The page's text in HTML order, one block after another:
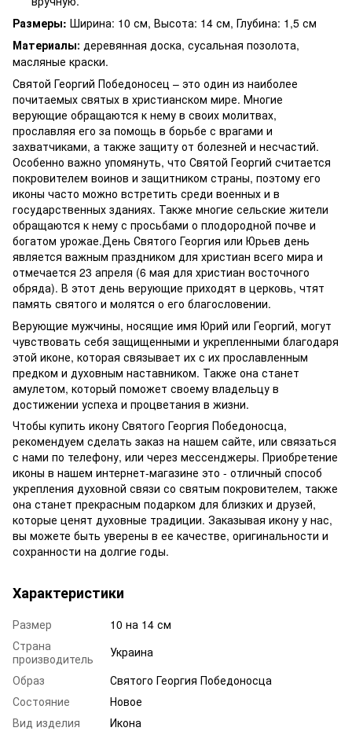
Размеры: Ширина: 10 см, Высота: 14 см, Глубина: 1,5 см
Материалы: деревянная доска, сусальная позолота,
масляные краски.
Святой Георгий Победоносец – это один из наиболее
почитаемых святых в христианском мире. Многие
верующие обращаются к нему в своих молитвах,
прославляя его за помощь в борьбе с врагами и
захватчиками, а также защиту от болезней и несчастий.
Особенно важно упомянуть, что Святой Георгий считается
покровителем воинов и защитником страны, поэтому его
иконы часто можно встретить среди военных и в
государственных зданиях. Также многие сельские жители
обращаются к нему с просьбами о плодородной почве и
богатом урожае.День Святого Георгия или Юрьев день
является важным праздником для христиан всего мира и
отмечается 23 апреля (6 мая для христиан восточного
обряда). В этот день верующие приходят в церковь, чтят
память святого и молятся о его благословении.
Верующие мужчины, носящие имя Юрий или Георгий, могут
чувствовать себя защищенными и укрепленными благодаря
этой иконе, которая связывает их с их прославленным
предком и духовным наставником. Также она станет
амулетом, который поможет своему владельцу в
достижении успеха и процветания в жизни.
Чтобы купить икону Святого Георгия Победоносца,
рекомендуем сделать заказ на нашем сайте, или связаться
с нами по телефону, или через мессенджеры. Приобретение
иконы в нашем интернет-магазине это - отличный способ
укрепления духовной связи со святым покровителем, также
она станет прекрасным подарком для близких и друзей,
которые ценят духовные традиции. Заказывая икону у нас,
вы можете быть уверены в ее качестве, оригинальности и
сохранности на долгие годы.
Характеристики
Размер
10 на 14 см
Страна
производитель
Украина
Образ
Святого Георгия Победоносца
Состояние
Новое
Вид изделия
Икона